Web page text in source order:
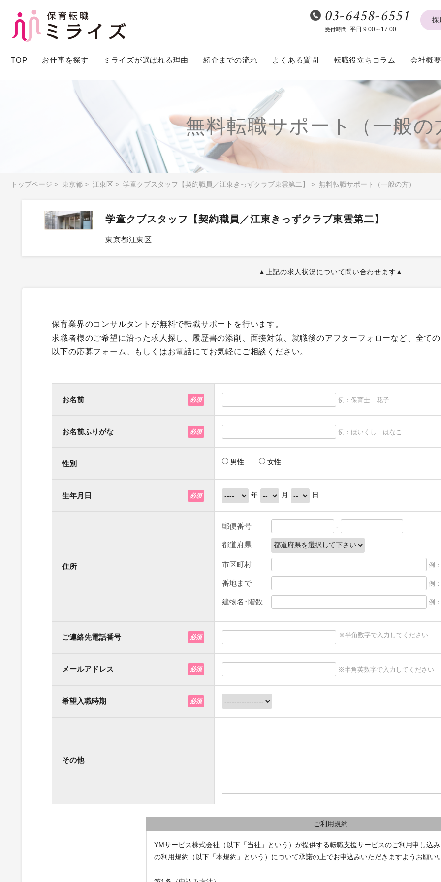
03-6458-6551
受付時間 平日 9:00～17:00
採
TOP お仕事を探す ミライズが選ばれる理由 紹介までの流れ よくある質問 転職役立ちコラム 会社概要
無料転職サポート（一般の
トップページ > 東京都 > 江東区 > 学童クブスタッフ【契約職員／江東きっずクラブ東雲第二】 > 無料転職サポート（一般の方）
学童クブスタッフ【契約職員／江東きっずクラブ東雲第二】
東京都江東区
▲上記の求人状況について問い合わせます▲
保育業界のコンサルタントが無料で転職サポートを行います。
求職者様のご希望に沿った求人探し、履歴書の添削、面接対策、就職後のアフターフォローなど、全て
以下の応募フォーム、もしくはお電話にてお気軽にご相談ください。
お名前 必須 例：保育士 花子
お名前ふりがな 必須 例：ほいくし はなこ
性別 男性 女性
生年月日 必須 年 月 日
住所
郵便番号 -
都道府県
市区町村 例
番地まで 例
建物名･階数 例
ご連絡先電話番号 必須 ※半角数字で入力してください
メールアドレス 必須 ※半角英数字で入力してください
希望入職時期 必須
その他
ご利用規約
YMサービス株式会社（以下「当社」という）が提供する転職支援サービスのご利用申し込
の利用規約（以下「本規約」という）について承諾の上でお申込みいただきますようお願い